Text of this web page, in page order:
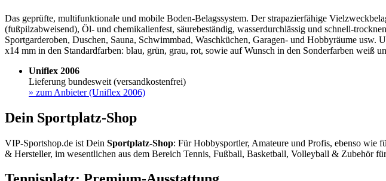
Das geprüfte, multifunktionale und mobile Boden-Belagssystem. Der strapazierfähige
(fußpilzabweisend), Öl- und chemikalienfest, säurebeständig, wasserdurchlässig und schnell-
Sportgarderoben, Duschen, Sauna, Schwimmbad, Waschküchen, Garagen- und Hobbyräume
x14 mm in den Standardfarben: blau, grün, grau, rot, sowie auf Wunsch in den Sonderfarben weiß
Uniflex 2006
Lieferung bundesweit (versandkostenfrei)
» zum Anbieter (Uniflex 2006)
Dein Sportplatz-Shop
VIP-Sportshop.de ist Dein Sportplatz-Shop: Für Hobbysportler, Amateure und Profis, ebenso wie
& Hersteller, im wesentlichen aus dem Bereich Tennis, Fußball, Basketball, Volleyball & Zubehör